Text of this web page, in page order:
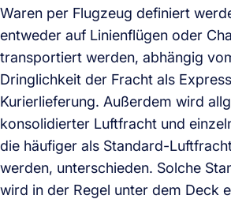
Waren per Flugzeug definiert
entweder auf Linienflügen oder
transportiert werden, abhängig
Dringlichkeit der Fracht als
Kurierlieferung. Außerdem wird
konsolidierter Luftfracht und
die häufiger als Standard-
werden, unterschieden. Solche
wird in der Regel unter dem Deck